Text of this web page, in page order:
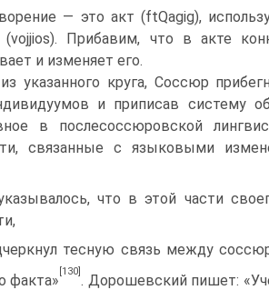
— это акт (ftQagig),
(vojjios). Прибавим, что в акте
и изменяет его.
указанного круга, Соссюр
и приписав систему
в послесоссюровской
связанные с языковыми
что в этой части
тесную связь между
факта»
[130]
. Дорошевский пишет: